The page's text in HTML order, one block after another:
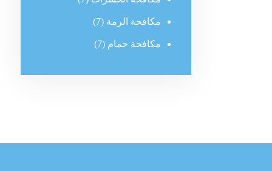
مكافحة الرمة (7)
مكافحة حمام (7)